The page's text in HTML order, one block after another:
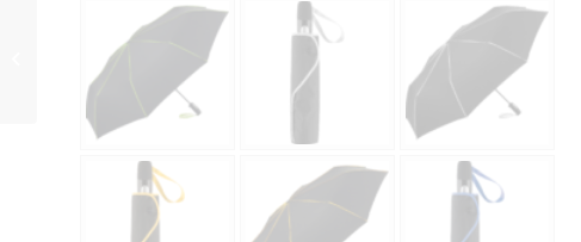
Midsize Bambus
Stockschirm ÖkoBrella
7379 waterSAVE